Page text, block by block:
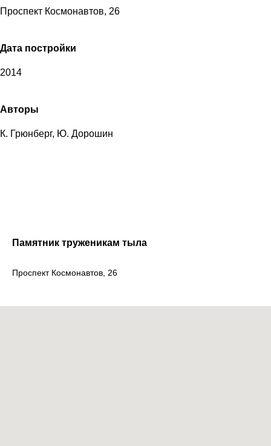
Проспект Космонавтов, 26
Дата постройки
2014
Авторы
К. Грюнберг, Ю. Дорошин
Памятник труженикам тыла
Проспект Космонавтов, 26